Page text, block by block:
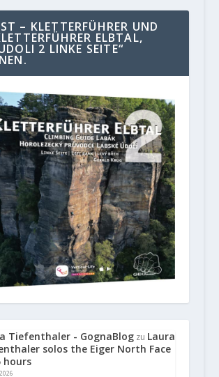
– KLETTERFÜHRER UND
ELBTAL,
2 LINKE SEITE“
Tiefenthaler - GognaBlogzu Laura
solos the Eiger North Face
hours